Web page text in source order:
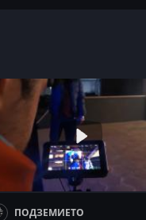
ПОДЗЕМИЕТО